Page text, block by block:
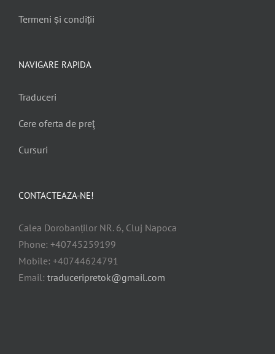
Termeni și condiții
NAVIGARE RAPIDA
Traduceri
Cere oferta de preţ
Cursuri
CONTACTEAZA-NE!
Calea Dorobanților NR. 6, Cluj Napoca
Phone: +40745259199
Mobile: +40744624791
Email: traduceripretok@gmail.com